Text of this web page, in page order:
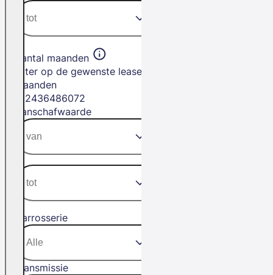
Aantal maanden
Filter op de gewenste leasetermijn in
maanden
2436486072
Aanschafwaarde
Carrosserie
Transmissie